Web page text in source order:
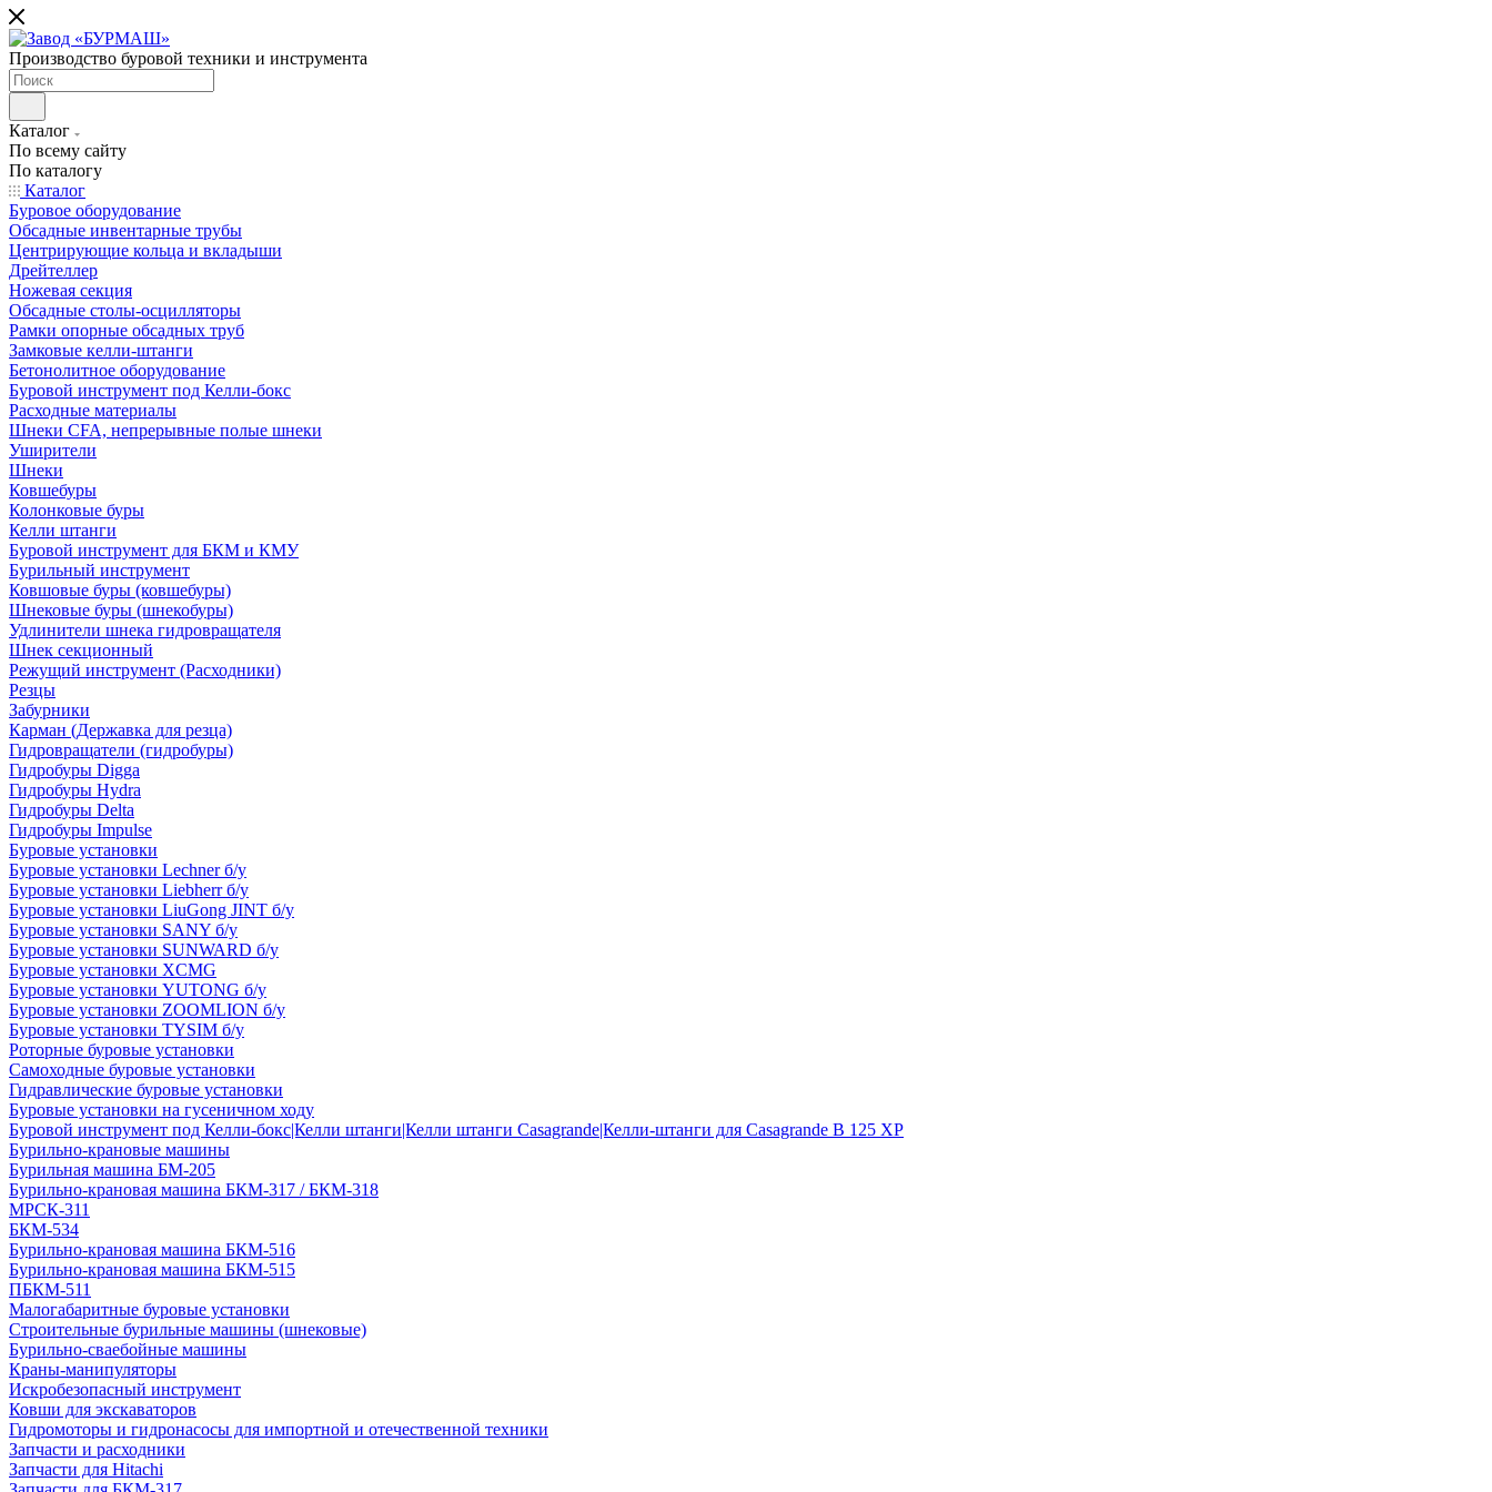
Производство буровой техники и инструмента
Каталог
По всему сайту
По каталогу
Каталог
Буровое оборудование
Обсадные инвентарные трубы
Центрирующие кольца и вкладыши
Дрейтеллер
Ножевая секция
Обсадные столы-осцилляторы
Рамки опорные обсадных труб
Замковые келли-штанги
Бетонолитное оборудование
Буровой инструмент под Келли-бокс
Расходные материалы
Шнеки CFA, непрерывные полые шнеки
Уширители
Шнеки
Ковшебуры
Колонковые буры
Келли штанги
Буровой инструмент для БКМ и КМУ
Бурильный инструмент
Ковшовые буры (ковшебуры)
Шнековые буры (шнекобуры)
Удлинители шнека гидровращателя
Шнек секционный
Режущий инструмент (Расходники)
Резцы
Забурники
Карман (Державка для резца)
Гидровращатели (гидробуры)
Гидробуры Digga
Гидробуры Hydra
Гидробуры Delta
Гидробуры Impulse
Буровые установки
Буровые установки Lechner б/у
Буровые установки Liebherr б/у
Буровые установки LiuGong JINT б/у
Буровые установки SANY б/у
Буровые установки SUNWARD б/у
Буровые установки XCMG
Буровые установки YUTONG б/у
Буровые установки ZOOMLION б/у
Буровые установки TYSIM б/у
Роторные буровые установки
Самоходные буровые установки
Гидравлические буровые установки
Буровые установки на гусеничном ходу
Буровой инструмент под Келли-бокс|Келли штанги|Келли штанги Casagrande|Келли-штанги для Casagrande B 125 XP
Бурильно-крановые машины
Бурильная машина БМ-205
Бурильно-крановая машина БКМ-317 / БКМ-318
МРСК-311
БКМ-534
Бурильно-крановая машина БКМ-516
Бурильно-крановая машина БКМ-515
ПБКМ-511
Малогабаритные буровые установки
Строительные бурильные машины (шнековые)
Бурильно-сваебойные машины
Краны-манипуляторы
Искробезопасный инструмент
Ковши для экскаваторов
Гидромоторы и гидронасосы для импортной и отечественной техники
Запчасти и расходники
Запчасти для Hitachi